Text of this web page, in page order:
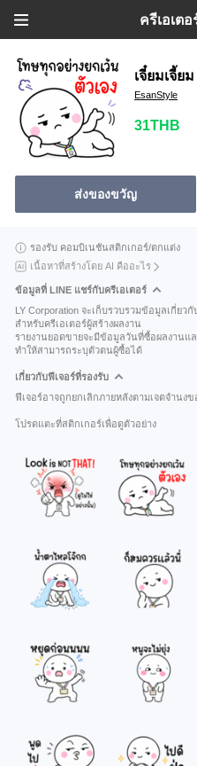
ครีเอเต
เจี๋ยมเจี้ย
EsanStyle
31THB
ส่งของขวัญ
รองรับ คอมบิเนชันสติกเกอร์/ตกแต่ง
เนื้อหาที่สร้างโดย AI คืออะไร
ข้อมูลที่ LINE แชร์กับครีเอเตอร์
LY Corporation จะเก็บรวบรวมข้อมูลเกี่ย
สำหรับครีเอเตอร์ผู้สร้างผลงาน
รายงานยอดขายจะมีข้อมูลวันที่ซื้อผลงานแ
ทำให้สามารถระบุตัวตนผู้ซื้อได้
เกี่ยวกับฟีเจอร์ที่รองรับ
ฟีเจอร์อาจถูกยกเลิกภายหลังตามเจตจำนงข
โปรดแตะที่สติกเกอร์เพื่อดูตัวอย่าง